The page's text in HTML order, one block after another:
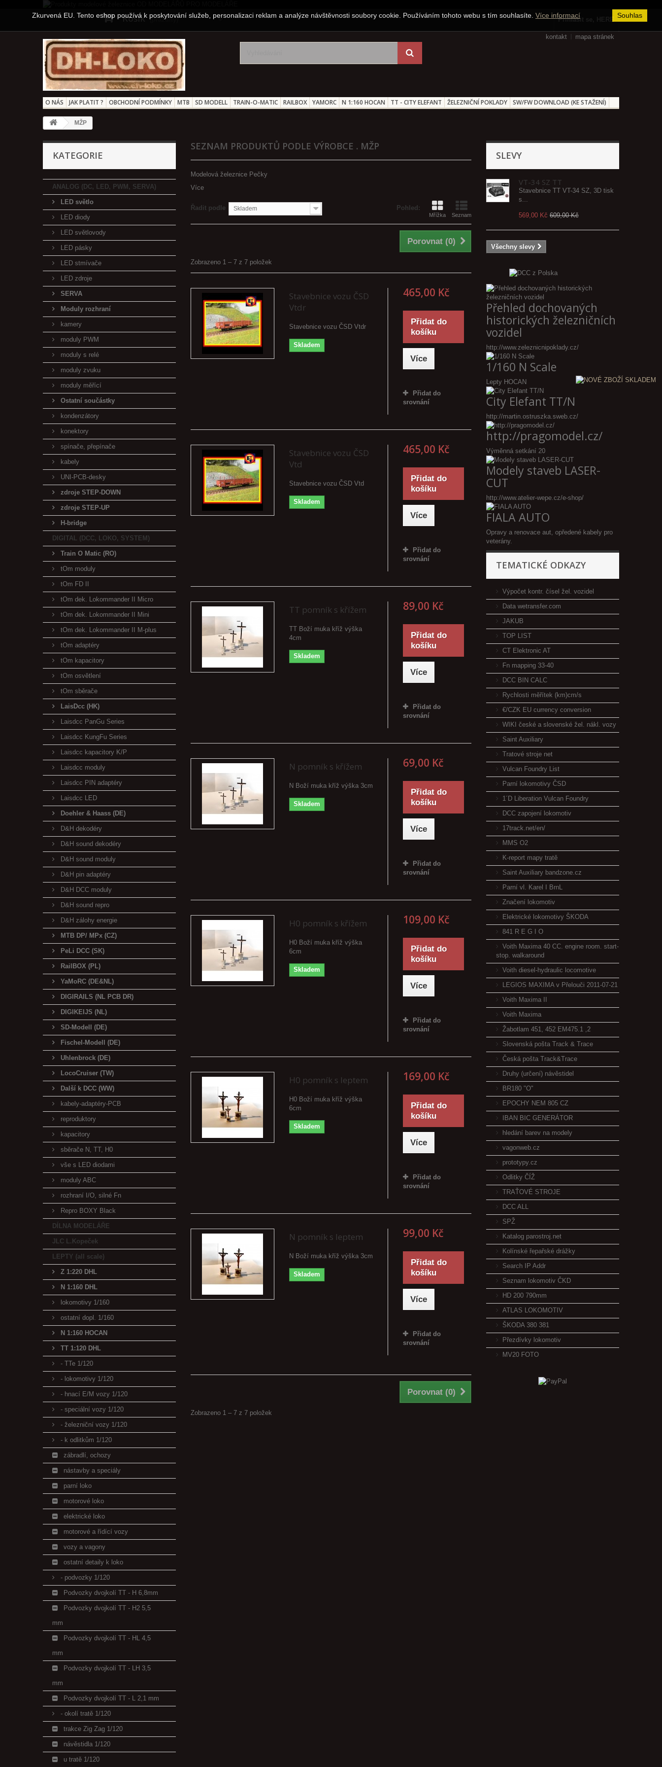
Přihlásit se, HERE
Košík (prázdný)
kontakt mapa stránek
O NÁS JAK PLATIT ? OBCHODNÍ PODMÍNKY MTB SD MODELL TRAIN-O-MATIC RAILBOX YAMORC N 1:160 HOCAN TT - CITY ELEFANT ŽELEZNIČNÍ POKLADY SW/FW DOWNLOAD (KE STAŽENÍ)
MŽP
KATEGORIE
ANALOG (DC, LED, PWM, SERVA)
LED světlo
LED diody
LED světlovody
LED pásky
LED stmívače
LED zdroje
SERVA
Moduly rozhraní
kamery
moduly PWM
moduly s relé
moduly zvuku
moduly měřící
Ostatní součástky
kondenzátory
konektory
spínače, přepínače
kabely
UNI-PCB-desky
zdroje STEP-DOWN
zdroje STEP-UP
H-bridge
DIGITAL (DCC, LOKO, SYSTEM)
Train O Matic (RO)
tOm moduly
tOm FD II
tOm dek. Lokommander II Micro
tOm dek. Lokommander II Mini
tOm dek. Lokommander II M-plus
tOm adaptéry
tOm kapacitory
tOm osvětlení
tOm sběrače
LaisDcc (HK)
Laisdcc PanGu Series
Laisdcc KungFu Series
Laisdcc kapacitory K/P
Laisdcc moduly
Laisdcc PIN adaptéry
Laisdcc LED
Doehler & Haass (DE)
D&H dekodéry
D&H sound dekodéry
D&H sound moduly
D&H pin adaptéry
D&H DCC moduly
D&H sound repro
D&H zálohy energie
MTB DP/ MPx (CZ)
PeLi DCC (SK)
RailBOX (PL)
YaMoRC (DE&NL)
DIGIRAILS (NL PCB DR)
DIGIKEIJS (NL)
SD-Modell (DE)
Fischel-Modell (DE)
Uhlenbrock (DE)
LocoCruiser (TW)
Další k DCC (WW)
kabely-adaptéry-PCB
reproduktory
kapacitory
sběrače N, TT, H0
vše s LED diodami
moduly ABC
rozhraní I/O, silné Fn
Repro BOXY Black
DÍLNA MODELÁŘE
JLC L.Kopeček
LEPTY (all scale)
Z 1:220 DHL
N 1:160 DHL
lokomotivy 1/160
ostatní dopl. 1/160
N 1:160 HOCAN
TT 1:120 DHL
- TTe 1/120
- lokomotivy 1/120
- hnací E/M vozy 1/120
- speciální vozy 1/120
- železniční vozy 1/120
- k odlitkům 1/120
zábradlí, ochozy
nástavby a speciály
parní loko
motorové loko
elektrické loko
motorové a řídící vozy
vozy a vagony
ostatní detaily k loko
- podvozky 1/120
Podvozky dvojkolí TT - H 6,8mm
Podvozky dvojkolí TT - H2 5,5
mm
Podvozky dvojkolí TT - HL 4,5
mm
Podvozky dvojkolí TT - LH 3,5
mm
Podvozky dvojkolí TT - L 2,1 mm
- okolí tratě 1/120
trakce Zig Zag 1/120
návěstidla 1/120
u tratě 1/120
SEZNAM PRODUKTŮ PODLE VÝROBCE . MŽP
Modelová železnice Pečky
Více
Pohled:
Mřížka Seznam
Řadit podle Skladem
Porovnat (0)
Zobrazeno 1 – 7 z 7 položek
Stavebnice vozu ČSD
Vtdr
Stavebnice vozu ČSD Vtdr
Skladem
465,00 Kč
Přidat do
košíku
Více
Přidat do
srovnání
Stavebnice vozu ČSD
Vtd
Stavebnice vozu ČSD Vtd
Skladem
465,00 Kč
Přidat do
košíku
Více
Přidat do
srovnání
TT pomník s křížem
TT Boží muka kříž výška
4cm
Skladem
89,00 Kč
Přidat do
košíku
Více
Přidat do
srovnání
N pomník s křížem
N Boží muka kříž výška 3cm
Skladem
69,00 Kč
Přidat do
košíku
Více
Přidat do
srovnání
H0 pomník s křížem
H0 Boží muka kříž výška
6cm
Skladem
109,00 Kč
Přidat do
košíku
Více
Přidat do
srovnání
H0 pomník s leptem
H0 Boží muka kříž výška
6cm
Skladem
169,00 Kč
Přidat do
košíku
Více
Přidat do
srovnání
N pomník s leptem
N Boží muka kříž výška 3cm
Skladem
99,00 Kč
Přidat do
košíku
Více
Přidat do
srovnání
Porovnat (0)
Zobrazeno 1 – 7 z 7 položek
SLEVY
VT-34 SZ TT
Stavebnice TT VT-34 SZ, 3D tisk
s...
569,00 Kč 609,00 Kč
Všechny slevy
Přehled dochovaných
historických železničních
vozidel
http://www.zeleznicnipoklady.cz/
1/160 N Scale
Lepty HOCAN
City Elefant TT/N
http://martin.ostruszka.sweb.cz/
http://pragomodel.cz/
Výměnná setkání 20
Modely staveb LASER-
CUT
http://www.atelier-wepe.cz/e-shop/
FIALA AUTO
Opravy a renovace aut, opředené kabely pro
veterány.
TEMATICKÉ ODKAZY
Výpočet kontr. čísel žel. vozidel
Data wetransfer.com
JAKUB
TOP LIST
CT Elektronic AT
Fn mapping 33-40
DCC BIN CALC
Rychlosti měřítek (km)cm/s
€/CZK EU currency conversion
WIKI české a slovenské žel. nákl. vozy
Saint Auxiliary
Tratové stroje net
Vulcan Foundry List
Parní lokomotivy ČSD
1´D Liberation Vulcan Foundry
DCC zapojení lokomotiv
17track.net/en/
MMS O2
K-report mapy tratě
Saint Auxiliary bandzone.cz
Parní vl. Karel I BrnL
Značení lokomotiv
Elektrické lokomotivy ŠKODA
841 R E G I O
Voith Maxima 40 CC. engine room. start-
stop. walkaround
Voith diesel-hydraulic locomotive
LEGIOS MAXIMA v Přelouči 2011-07-21
Voith Maxima II
Voith Maxima
Žabotlam 451, 452 EM475.1 ,2
Slovenská pošta Track & Trace
Česká pošta Track&Trace
Druhy (určení) návěstidel
BR180 "O"
EPOCHY NEM 805 CZ
IBAN BIC GENERÁTOR
hledání barev na modely
vagonweb.cz
prototypy.cz
Odlitky ČÍŽ
TRAŤOVÉ STROJE
DCC ALL
SPŽ
Katalog parostroj.net
Kolínské řepařské drážky
Search IP Addr
Seznam lokomotiv ČKD
HD 200 790mm
ATLAS LOKOMOTIV
ŠKODA 380 381
Přezdívky lokomotiv
MV20 FOTO
Zkurvená EU. Tento eshop používá k poskytování služeb, personalizaci reklam a analýze návštěvnosti soubory cookie. Používáním tohoto webu s tím souhlasíte. Více informací Souhlas